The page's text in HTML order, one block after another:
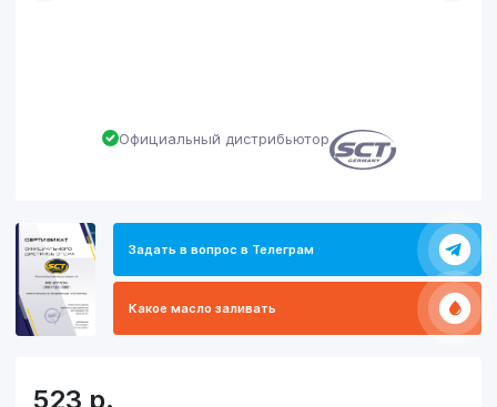
Официальный дистрибьютор
Задать в вопрос в Телеграм
Какое масло заливать
523 р.